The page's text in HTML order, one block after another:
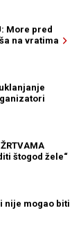
More pred
na vratima
štogod žele“
nije mogao biti